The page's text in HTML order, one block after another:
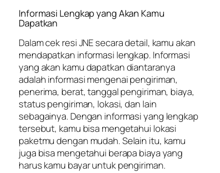
Informasi Lengkap yang Akan Kamu
Dapatkan
Dalam cek resi JNE secara detail, kamu akan
mendapatkan informasi lengkap. Informasi
yang akan kamu dapatkan diantaranya
adalah informasi mengenai pengiriman,
penerima, berat, tanggal pengiriman, biaya,
status pengiriman, lokasi, dan lain
sebagainya. Dengan informasi yang lengkap
tersebut, kamu bisa mengetahui lokasi
paketmu dengan mudah. Selain itu, kamu
juga bisa mengetahui berapa biaya yang
harus kamu bayar untuk pengiriman.